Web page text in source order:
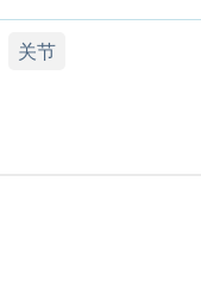
关节